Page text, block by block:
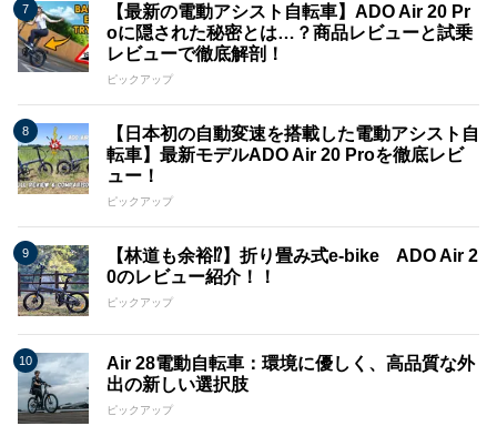
【最新の電動アシスト自転車】ADO Air 20 Pr
oに隠された秘密とは…？商品レビューと試乗
レビューで徹底解剖！
ピックアップ
【日本初の自動変速を搭載した電動アシスト自
転車】最新モデルADO Air 20 Proを徹底レビ
ュー！
ピックアップ
【林道も余裕⁉︎】折り畳み式e-bike ADO Air 2
0のレビュー紹介！！
ピックアップ
Air 28電動自転車：環境に優しく、高品質な外
出の新しい選択肢
ピックアップ